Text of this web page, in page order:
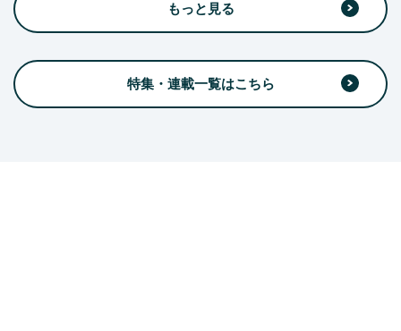
もっと見る
特集・連載一覧はこちら